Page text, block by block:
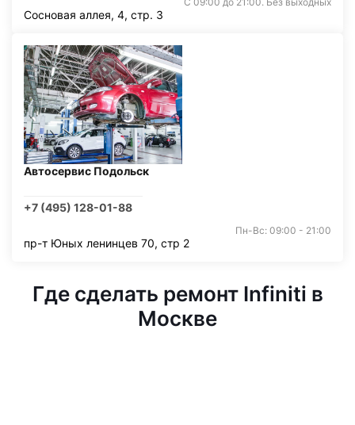
Сосновая аллея, 4, стр. 3
Автосервис Подольск
+7 (495) 128-01-88
Пн-Вс: 09:00 - 21:00
пр-т Юных ленинцев 70, стр 2
Где сделать ремонт Infiniti в
Москве